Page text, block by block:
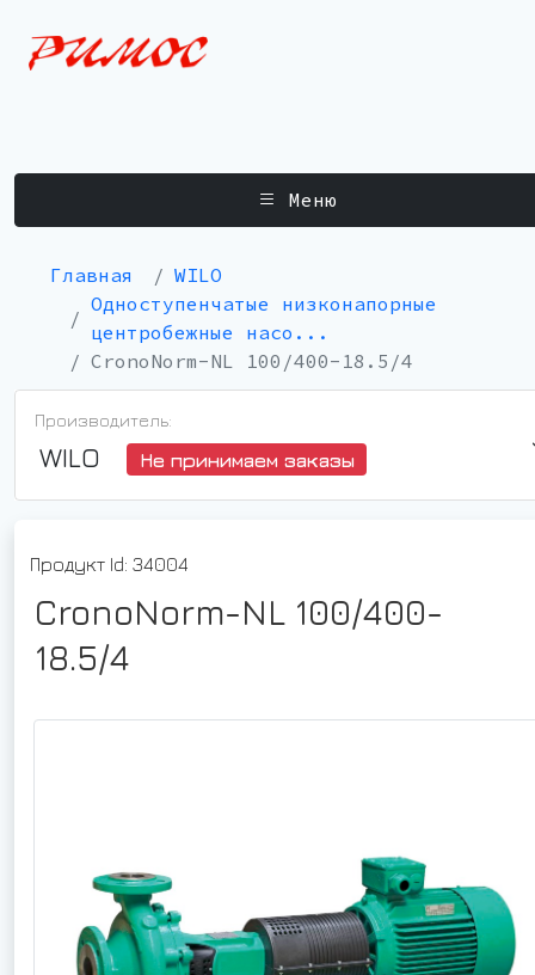
Меню
Главная
WILO
Одноступенчатые низконапорные
центробежные насо...
CronoNorm-NL 100/400-18.5/4
Производитель:
WILO Не принимаем заказы
Продукт Id: 34004
CronoNorm-NL 100/400-
18.5/4